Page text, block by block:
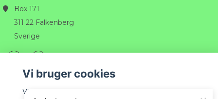
Box 171
311 22 Falkenberg
Sverige
Vi bruger cookies
Vi bruger cookies til at tilpasse det indhold, der vises